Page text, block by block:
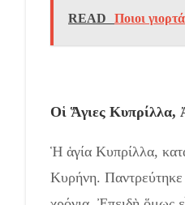
READ Ποιοι
Οἱ Ἅγιες Κυπρίλλα,
Ἡ ἁγία Κυπρίλλα,
Κυρήνη. Παντρεύτηκε